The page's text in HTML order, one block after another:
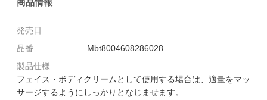
発売日
品番
Mbt8004608286028
製品仕様
フェイス・ボディクリームとして使用する場合は、適量をマッ
サージするようにしっかりとなじませます。